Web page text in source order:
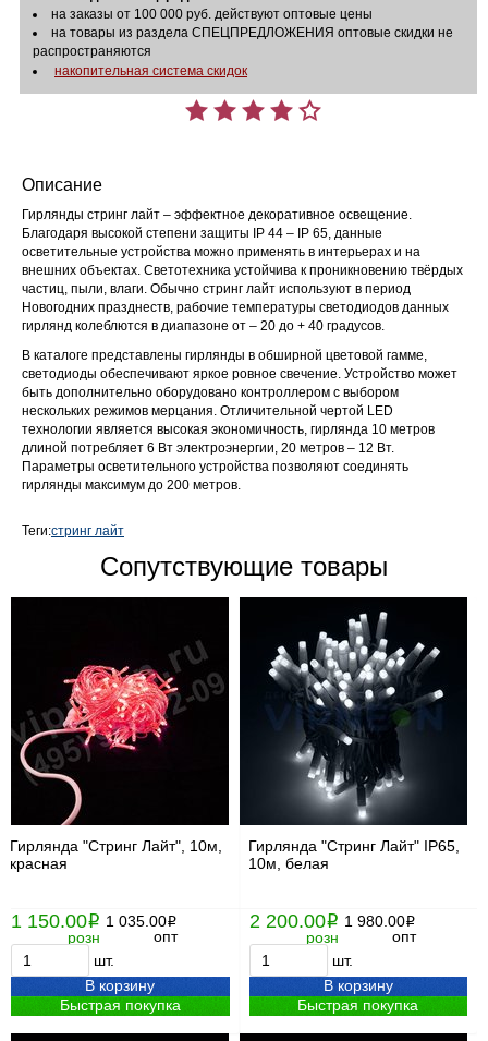
на заказы от 100 000 руб. действуют оптовые цены
на товары из раздела СПЕЦПРЕДЛОЖЕНИЯ оптовые скидки не
распространяются
накопительная система скидок
Описание
Гирлянды стринг лайт – эффектное декоративное освещение.
Благодаря высокой степени защиты IP 44 – IP 65, данные
осветительные устройства можно применять в интерьерах и на
внешних объектах. Светотехника устойчива к проникновению твёрдых
частиц, пыли, влаги. Обычно стринг лайт используют в период
Новогодних празднеств, рабочие температуры светодиодов данных
гирлянд колеблются в диапазоне от – 20 до + 40 градусов.
В каталоге представлены гирлянды в обширной цветовой гамме,
светодиоды обеспечивают яркое ровное свечение. Устройство может
быть дополнительно оборудовано контроллером с выбором
нескольких режимов мерцания. Отличительной чертой LED
технологии является высокая экономичность, гирлянда 10 метров
длиной потребляет 6 Вт электроэнергии, 20 метров – 12 Вт.
Параметры осветительного устройства позволяют соединять
гирлянды максимум до 200 метров.
Теги:стринг лайт
Сопутствующие товары
Гирлянда "Стринг Лайт", 10м,
красная
1 150.00i
розн
1 035.00i
опт
шт.
В корзину
Быстрая покупка
Гирлянда "Стринг Лайт" IP65,
10м, белая
2 200.00i
розн
1 980.00i
опт
шт.
В корзину
Быстрая покупка